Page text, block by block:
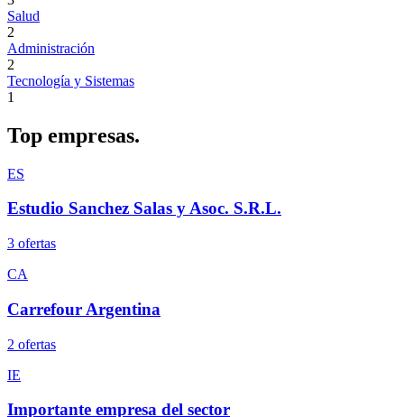
Salud
2
Administración
2
Tecnología y Sistemas
1
Top empresas.
ES
Estudio Sanchez Salas y Asoc. S.R.L.
3 ofertas
CA
Carrefour Argentina
2 ofertas
IE
Importante empresa del sector